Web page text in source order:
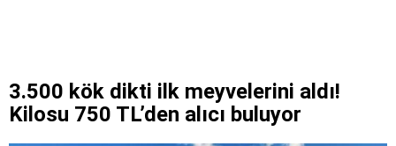
3.500 kök dikti ilk meyvelerini aldı!
Kilosu 750 TL’den alıcı buluyor